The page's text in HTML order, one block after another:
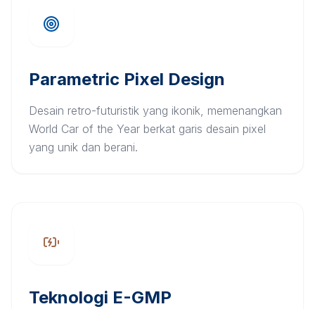
Parametric Pixel Design
Desain retro-futuristik yang ikonik, memenangkan
World Car of the Year berkat garis desain pixel
yang unik dan berani.
Teknologi E-GMP